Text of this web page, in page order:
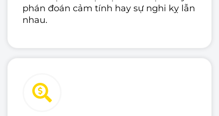
phán đoán cảm tính hay sự nghi kỵ lẫn
nhau.